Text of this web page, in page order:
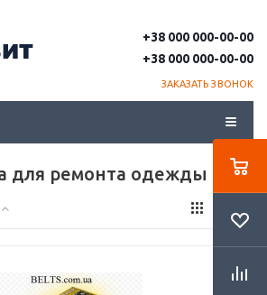
+38 000 000-00-00
+38 000 000-00-00
ЗАКАЗАТЬ ЗВОНОК
для ремонта одежды